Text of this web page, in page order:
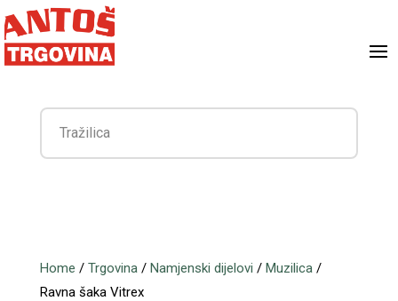
Home / Trgovina / Namjenski dijelovi / Muzilica /
Ravna šaka Vitrex